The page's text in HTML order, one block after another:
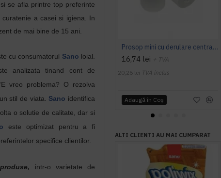
se afla printre top preferinte
curatenie a casei si igiena . In
de mai bine de 15 ani
cu consumatorul Sano loial.
analizata tinand cont de
vreo problema? O rezolva
stil de viata. Sano identifica
o solutie de calitate, dar si
este optimizat pentru a fi
specifice clientilor.
intr-o varietate de
Prosop mini cu derulare centrala 1 pliu, 120 m Tork
16,74 lei + TVA
20,26 lei TVA inclus
Adaugă în Coş
ALTI CLIENTI AU MAI CUMPARAT